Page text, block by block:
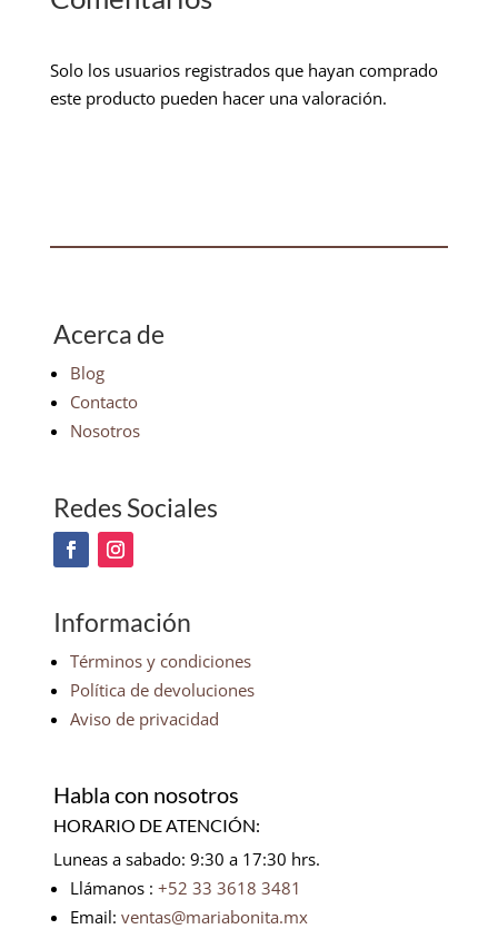
Solo los usuarios registrados que hayan comprado
este producto pueden hacer una valoración.
Acerca de
Blog
Contacto
Nosotros
Redes Sociales
Información
Términos y condiciones
Política de devoluciones
Aviso de privacidad
Habla con nosotros
HORARIO DE ATENCIÓN:
Luneas a sabado: 9:30 a 17:30 hrs.
Llámanos : +52 33 3618 3481
Email: ventas@mariabonita.mx